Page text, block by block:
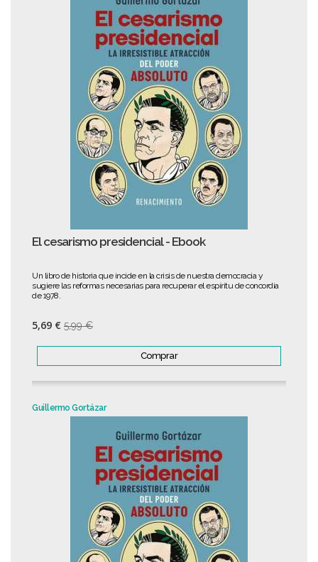
El cesarismo presidencial - Ebook
Un libro de historia que incide en la crisis de nuestra democracia y
sugiere las reformas necesarias para recuperar el espíritu de concordia
de 1978.
5,69 € 5,99 €
Comprar
Guillermo Gortázar